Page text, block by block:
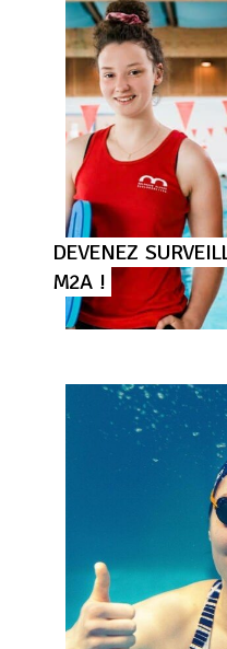
DEVENEZ
M2A !